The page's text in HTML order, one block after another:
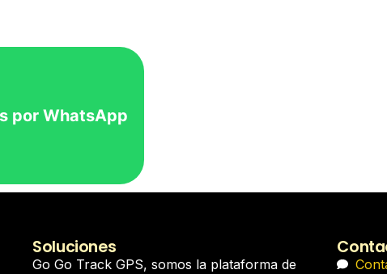
por WhatsApp
Soluciones
Go Go Track GPS, somos la plataforma de